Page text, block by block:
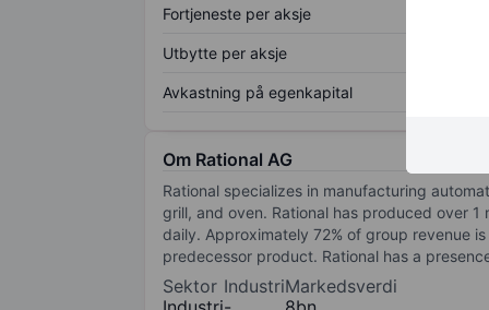
Fortjeneste per aksje
Utbytte per aksje
Avkastning på egenkapital
Om Rational AG
Rational specializes in manufacturing
grill, and oven. Rational has produced over
daily. Approximately 72% of group revenue
predecessor product. Rational has a
Sektor IndustriMarkedsverdi